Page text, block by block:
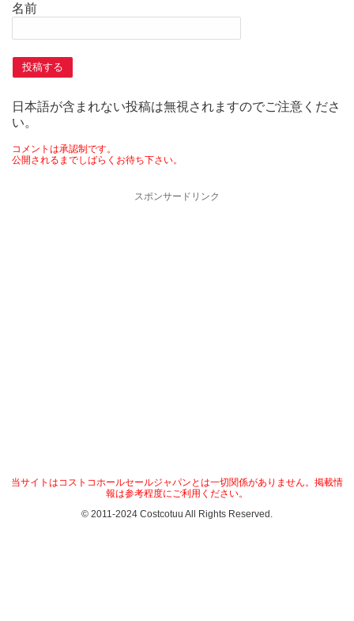
名前
日本語が含まれない投稿は無視されますのでご注意くださ
い。
コメントは承認制です。
公開されるまでしばらくお待ち下さい。
スポンサードリンク
当サイトはコストコホールセールジャパンとは一切関係がありません。掲載情
報は参考程度にご利用ください。
© 2011-2024 Costcotuu All Rights Reserved.